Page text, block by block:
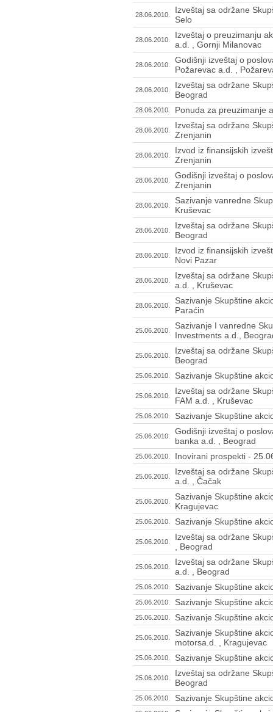
28.06.2010.
Izveštaj sa održane
Selo
28.06.2010.
Izveštaj o preuzimanju
a.d. , Gornji Milanovac
28.06.2010.
Godišnji izveštaj o
Požarevac a.d. ,
28.06.2010.
Izveštaj sa održane
Beograd
28.06.2010. Ponuda za preuzimanje
28.06.2010.
Izveštaj sa održane
Zrenjanin
28.06.2010.
Izvod iz finansijskih
Zrenjanin
28.06.2010.
Godišnji izveštaj o
Zrenjanin
28.06.2010.
Sazivanje vanredne
Kruševac
28.06.2010.
Izveštaj sa održane
Beograd
28.06.2010.
Izvod iz finansijskih
Novi Pazar
28.06.2010.
Izveštaj sa održane
a.d. , Kruševac
28.06.2010.
Sazivanje Skupštine
Paraćin
25.06.2010.
Sazivanje I vanredne
Investments a.d.,
25.06.2010.
Izveštaj sa održane
Beograd
25.06.2010. Sazivanje Skupštine
25.06.2010.
Izveštaj sa održane
FAM a.d. , Kruševac
25.06.2010. Sazivanje Skupštine
25.06.2010.
Godišnji izveštaj o
banka a.d. , Beograd
25.06.2010. Inovirani prospekti -
25.06.2010.
Izveštaj sa održane
a.d. , Čačak
25.06.2010.
Sazivanje Skupštine
Kragujevac
25.06.2010. Sazivanje Skupštine
25.06.2010.
Izveštaj sa održane
, Beograd
25.06.2010.
Izveštaj sa održane
a.d. , Beograd
25.06.2010. Sazivanje Skupštine
25.06.2010. Sazivanje Skupštine
25.06.2010. Sazivanje Skupštine
25.06.2010.
Sazivanje Skupštine
motorsa.d. , Kragujevac
25.06.2010. Sazivanje Skupštine
25.06.2010.
Izveštaj sa održane
Beograd
25.06.2010. Sazivanje Skupštine